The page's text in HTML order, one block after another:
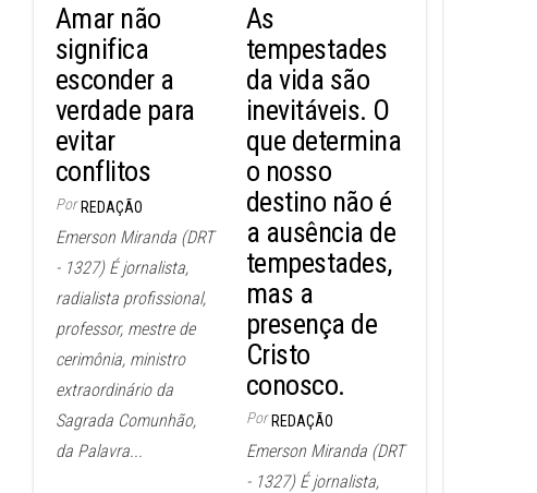
Amar não
significa
esconder a
verdade para
evitar
conflitos
Por REDAÇÃO
Emerson Miranda (DRT
- 1327) É jornalista,
radialista profissional,
professor, mestre de
cerimônia, ministro
extraordinário da
Sagrada Comunhão,
da Palavra...
As
tempestades
da vida são
inevitáveis. O
que determina
o nosso
destino não é
a ausência de
tempestades,
mas a
presença de
Cristo
conosco.
Por REDAÇÃO
Emerson Miranda (DRT
- 1327) É jornalista,